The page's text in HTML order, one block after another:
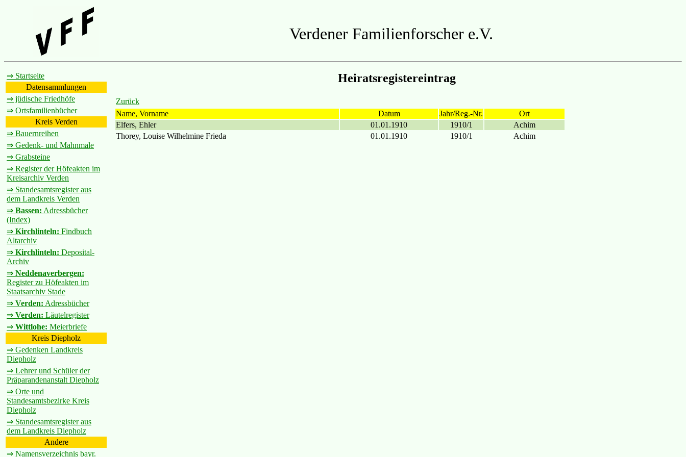
Verdener Familienforscher e.V.
⇒ Startseite
Datensammlungen
⇒ jüdische Friedhöfe
⇒ Ortsfamilienbücher
Kreis Verden
⇒ Bauernreihen
⇒ Gedenk- und Mahnmale
⇒ Grabsteine
⇒ Register der Höfeakten im
Kreisarchiv Verden
⇒ Standesamtsregister aus
dem Landkreis Verden
⇒ Bassen: Adressbücher
(Index)
⇒ Kirchlinteln: Findbuch
Altarchiv
⇒ Kirchlinteln: Deposital-
Archiv
⇒ Neddenaverbergen:
Register zu Höfeakten im
Staatsarchiv Stade
⇒ Verden: Adressbücher
⇒ Verden: Läutelregister
⇒ Wittlohe: Meierbriefe
Kreis Diepholz
⇒ Gedenken Landkreis
Diepholz
⇒ Lehrer und Schüler der
Präparandenanstalt Diepholz
⇒ Orte und
Standesamtsbezirke Kreis
Diepholz
⇒ Standesamtsregister aus
dem Landkreis Diepholz
Andere
⇒ Namensverzeichnis bayr.
Heiratsregistereintrag
Zurück
Name, Vorname
Datum Jahr/Reg.-Nr.
Ort
Elfers, Ehler
01.01.1910 1910/1
Achim
Thorey, Louise Wilhelmine Frieda
01.01.1910 1910/1 Achim